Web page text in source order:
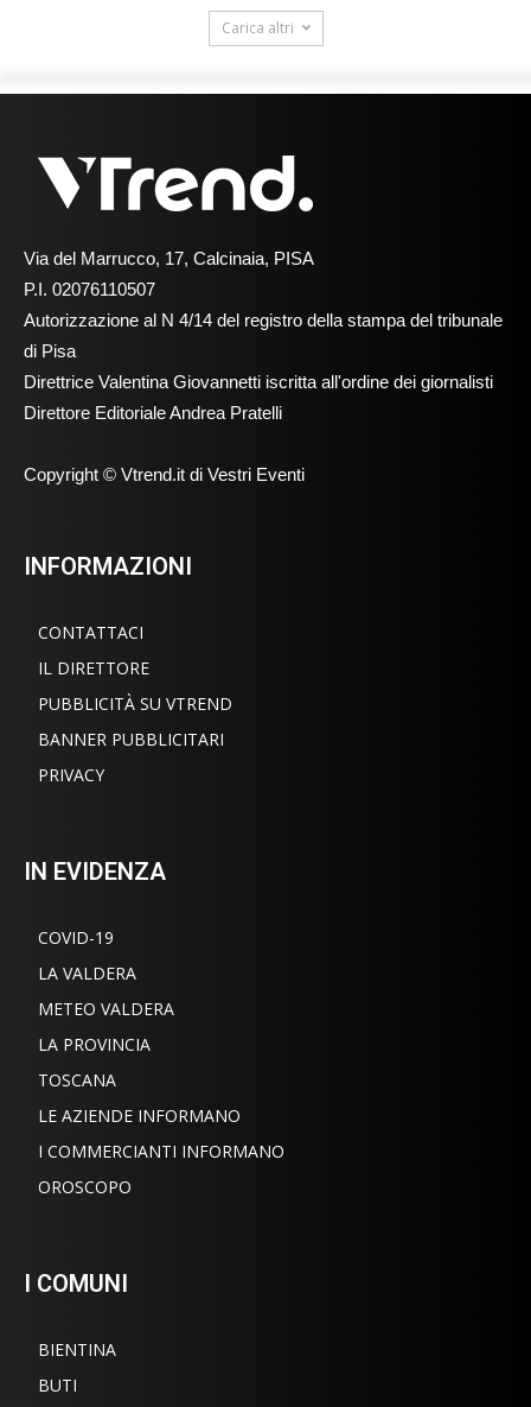
Carica altri
Via del Marrucco, 17, Calcinaia, PISA
P.I. 02076110507
Autorizzazione al N 4/14 del registro della stampa del tribunale
di Pisa
Direttrice Valentina Giovannetti iscritta all'ordine dei giornalisti
Direttore Editoriale Andrea Pratelli
Copyright © Vtrend.it di Vestri Eventi
INFORMAZIONI
CONTATTACI
IL DIRETTORE
PUBBLICITÀ SU VTREND
BANNER PUBBLICITARI
PRIVACY
IN EVIDENZA
COVID-19
LA VALDERA
METEO VALDERA
LA PROVINCIA
TOSCANA
LE AZIENDE INFORMANO
I COMMERCIANTI INFORMANO
OROSCOPO
I COMUNI
BIENTINA
BUTI